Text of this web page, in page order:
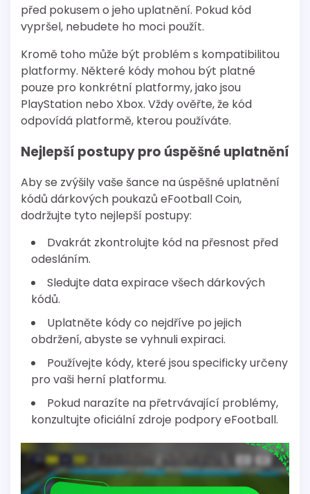
před pokusem o jeho uplatnění. Pokud kód
vypršel, nebudete ho moci použít.
Kromě toho může být problém s kompatibilitou
platformy. Některé kódy mohou být platné
pouze pro konkrétní platformy, jako jsou
PlayStation nebo Xbox. Vždy ověřte, že kód
odpovídá platformě, kterou používáte.
Nejlepší postupy pro úspěšné uplatnění
Aby se zvýšily vaše šance na úspěšné uplatnění
kódů dárkových poukazů eFootball Coin,
dodržujte tyto nejlepší postupy:
Dvakrát zkontrolujte kód na přesnost před
odesláním.
Sledujte data expirace všech dárkových
kódů.
Uplatněte kódy co nejdříve po jejich
obdržení, abyste se vyhnuli expiraci.
Používejte kódy, které jsou specificky určeny
pro vaši herní platformu.
Pokud narazíte na přetrvávající problémy,
konzultujte oficiální zdroje podpory eFootball.